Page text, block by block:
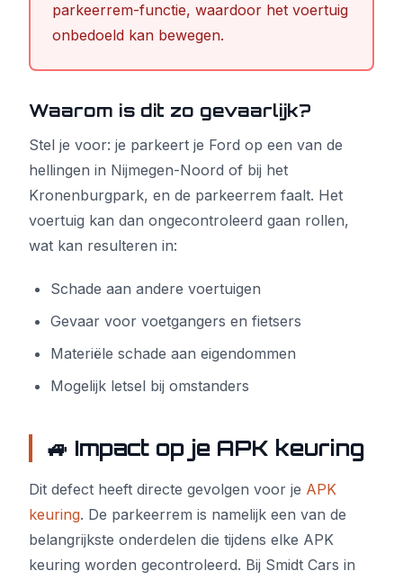
parkeerrem-functie, waardoor het voertuig
onbedoeld kan bewegen.
Waarom is dit zo gevaarlijk?
Stel je voor: je parkeert je Ford op een van de
hellingen in Nijmegen-Noord of bij het
Kronenburgpark, en de parkeerrem faalt. Het
voertuig kan dan ongecontroleerd gaan rollen,
wat kan resulteren in:
Schade aan andere voertuigen
Gevaar voor voetgangers en fietsers
Materiële schade aan eigendommen
Mogelijk letsel bij omstanders
🚙 Impact op je APK keuring
Dit defect heeft directe gevolgen voor je APK
keuring. De parkeerrem is namelijk een van de
belangrijkste onderdelen die tijdens elke APK
keuring worden gecontroleerd. Bij Smidt Cars in